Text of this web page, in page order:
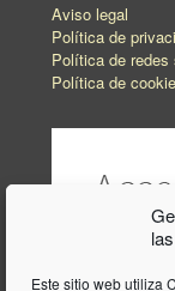
Este sitio web utiliza
Aviso legal
Política de
Política de redes
Política de